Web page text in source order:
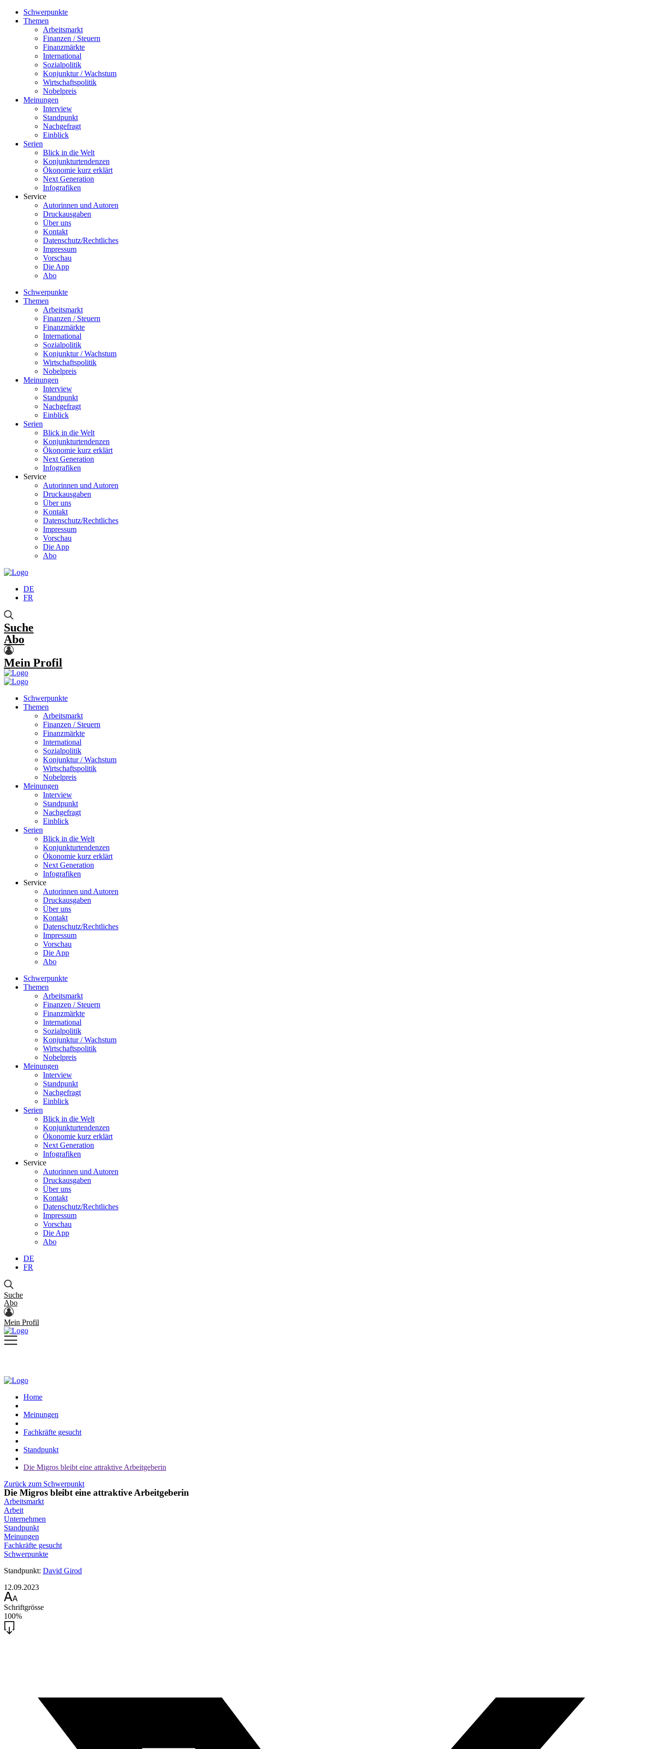
Schwerpunkte
Themen
Arbeitsmarkt
Finanzen / Steuern
Finanzmärkte
International
Sozialpolitik
Konjunktur / Wachstum
Wirtschaftspolitik
Nobelpreis
Meinungen
Interview
Standpunkt
Nachgefragt
Einblick
Serien
Blick in die Welt
Konjunkturtendenzen
Ökonomie kurz erklärt
Next Generation
Infografiken
Service
Autorinnen und Autoren
Druckausgaben
Über uns
Kontakt
Datenschutz/Rechtliches
Impressum
Vorschau
Die App
Abo
Schwerpunkte
Themen
Arbeitsmarkt
Finanzen / Steuern
Finanzmärkte
International
Sozialpolitik
Konjunktur / Wachstum
Wirtschaftspolitik
Nobelpreis
Meinungen
Interview
Standpunkt
Nachgefragt
Einblick
Serien
Blick in die Welt
Konjunkturtendenzen
Ökonomie kurz erklärt
Next Generation
Infografiken
Service
Autorinnen und Autoren
Druckausgaben
Über uns
Kontakt
Datenschutz/Rechtliches
Impressum
Vorschau
Die App
Abo
DE
FR
Suche
Abo
Mein Profil
Schwerpunkte
Themen
Arbeitsmarkt
Finanzen / Steuern
Finanzmärkte
International
Sozialpolitik
Konjunktur / Wachstum
Wirtschaftspolitik
Nobelpreis
Meinungen
Interview
Standpunkt
Nachgefragt
Einblick
Serien
Blick in die Welt
Konjunkturtendenzen
Ökonomie kurz erklärt
Next Generation
Infografiken
Service
Autorinnen und Autoren
Druckausgaben
Über uns
Kontakt
Datenschutz/Rechtliches
Impressum
Vorschau
Die App
Abo
Schwerpunkte
Themen
Arbeitsmarkt
Finanzen / Steuern
Finanzmärkte
International
Sozialpolitik
Konjunktur / Wachstum
Wirtschaftspolitik
Nobelpreis
Meinungen
Interview
Standpunkt
Nachgefragt
Einblick
Serien
Blick in die Welt
Konjunkturtendenzen
Ökonomie kurz erklärt
Next Generation
Infografiken
Service
Autorinnen und Autoren
Druckausgaben
Über uns
Kontakt
Datenschutz/Rechtliches
Impressum
Vorschau
Die App
Abo
DE
FR
Suche
Abo
Mein Profil
Home
Meinungen
Fachkräfte gesucht
Standpunkt
Die Migros bleibt eine attraktive Arbeitgeberin
Zurück zum Schwerpunkt
Die Migros bleibt eine attraktive Arbeitgeberin
Arbeitsmarkt
Arbeit
Unternehmen
Standpunkt
Meinungen
Fachkräfte gesucht
Schwerpunkte
Standpunkt: David Girod
12.09.2023
Schriftgrösse
100%